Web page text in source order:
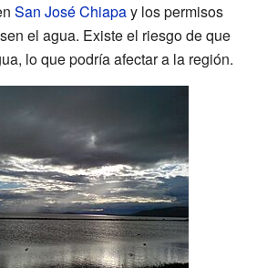
San José Chiapay los permisos
el agua. Existe el riesgo de que
lo que podría afectar a la región.